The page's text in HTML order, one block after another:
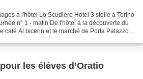
Hotel 3 stelle a Torino
n° 1 - matin De l'hôtel à la découverte du
café Al bicerin et le marché de Porta Palazzo
les élèves d’Oratio